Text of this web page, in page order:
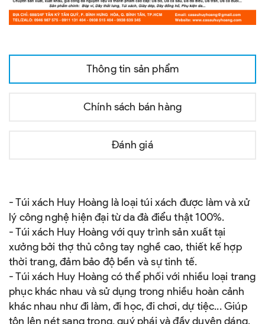
Thông tin sản phẩm
Chính sách bán hàng
Đánh giá
- Túi xách Huy Hoàng là loại túi xách được làm và xử
lý công nghệ hiện đại từ da đà điểu thật 100%.
- Túi xách Huy Hoàng với quy trình sản xuất tại
xưởng bởi thợ thủ công tay nghề cao, thiết kế hợp
thời trang, đảm bảo độ bền và sự tinh tế.
- Túi xách Huy Hoàng có thể phối với nhiều loại trang
phục khác nhau và sử dụng trong nhiều hoàn cảnh
khác nhau như đi làm, đi học, đi chơi, dự tiệc... Giúp
tôn lên nét sang trọng, quý phái và đầy duyên dáng.